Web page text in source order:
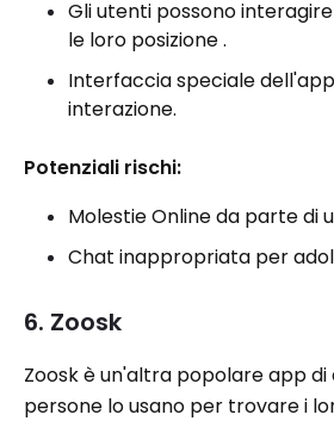
Gli utenti possono
le loro posizione .
Interfaccia speciale
interazione.
Potenziali rischi:
Molestie Online da parte di
Chat inappropriata per
6. Zoosk
Zoosk è un'altra popolare app
persone lo usano per trovare i